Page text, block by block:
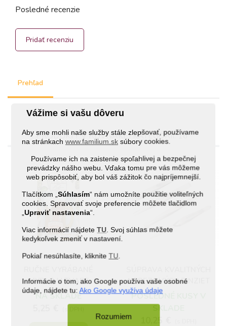
Vážime si vašu dôveru
Aby sme mohli naše služby stále zlepšovať, používame
na stránkachwww.familium.sk súbory cookies.
Používame ich na zaistenie spoľahlivej a bezpečnej
prevádzky nášho webu. Vďaka tomu pre vás môžeme
web prispôsobiť, aby bol váš zážitok čo najpríjemnejší.
Tlačítkom „Súhlasím“ nám umožníte použitie voliteľných
cookies. Spravovať svoje preferencie môžete tlačidlom
„Upraviť nastavenia“.
Viac informácií nájdete TU . Svoj súhlas môžete
kedykoľvek zmeniť v nastavení.
Pokiaľ nesúhlasíte, klikniteTU.
Informácie o tom, ako Google používa vaše osobné
údaje, nájdete tu:Ako Google využíva údaje
Rozumiem
Prehľad
Posledné recenzie
Pridať recenziu
PRODUKTY V ROVNAKEJ KATEGÓRII: 16
MYDLO V TVARE
POLLITRA
NA SKLADE
(1)
NEREZOVÝCH PINZIET
POSLEDNÉ KUSY V
SKLADE